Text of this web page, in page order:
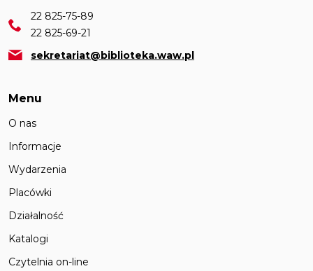
22 825-75-89
22 825-69-21
sekretariat@biblioteka.waw.pl
Menu
O nas
Informacje
Wydarzenia
Placówki
Działalność
Katalogi
Czytelnia on-line